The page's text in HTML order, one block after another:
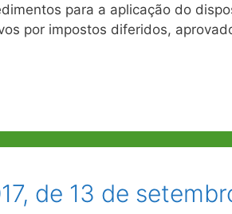
para a aplicação do
por impostos diferidos,
de 13 de